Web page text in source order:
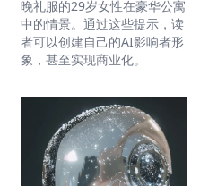
晚礼服的29岁女性在豪华公寓
中的情景。通过这些提示，读
者可以创建自己的AI影响者形
象，甚至实现商业化。